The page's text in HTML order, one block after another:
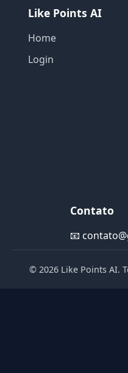
Like Points AI
Home
Login
Contato
📧
© 2026 Like Points AI.